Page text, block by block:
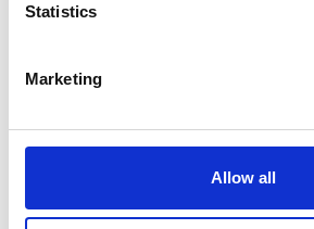
Statistics
Marketing
Allow all